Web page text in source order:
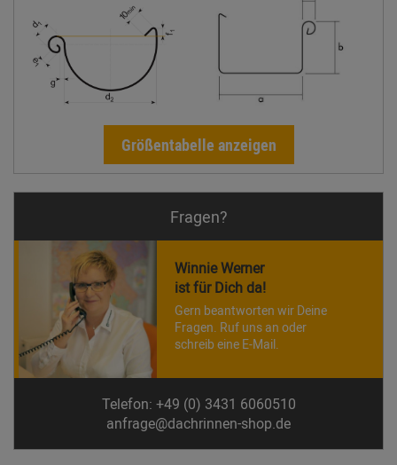
Größentabelle anzeigen
Fragen?
Winnie Werner
ist für Dich da!
Gern beantworten wir Deine
Fragen. Ruf uns an oder
schreib eine E-Mail.
Telefon: +49 (0) 3431 6060510
anfrage@dachrinnen-shop.de